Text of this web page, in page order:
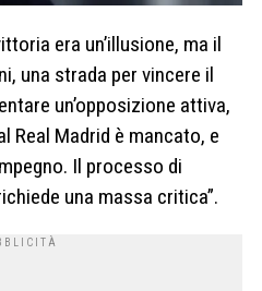
era un’illusione, ma il
una strada per vincere il
un’opposizione attiva,
Madrid è mancato, e
Il processo di
una massa critica”.